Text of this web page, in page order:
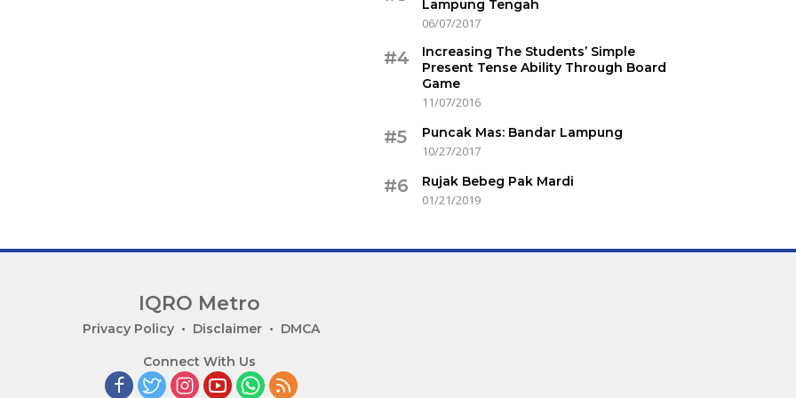
Lampung Tengah
06/07/2017
#4
Increasing The Students’ Simple
Present Tense Ability Through Board
Game
11/07/2016
#5
Puncak Mas: Bandar Lampung
10/27/2017
#6
Rujak Bebeg Pak Mardi
01/21/2019
IQRO Metro
Privacy Policy Disclaimer DMCA
Connect With Us